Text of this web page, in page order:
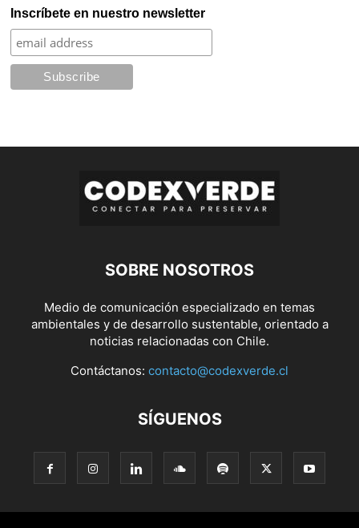
Inscríbete en nuestro newsletter
SOBRE NOSOTROS
Medio de comunicación especializado en temas
ambientales y de desarrollo sustentable, orientado a
noticias relacionadas con Chile.
Contáctanos: contacto@codexverde.cl
SÍGUENOS